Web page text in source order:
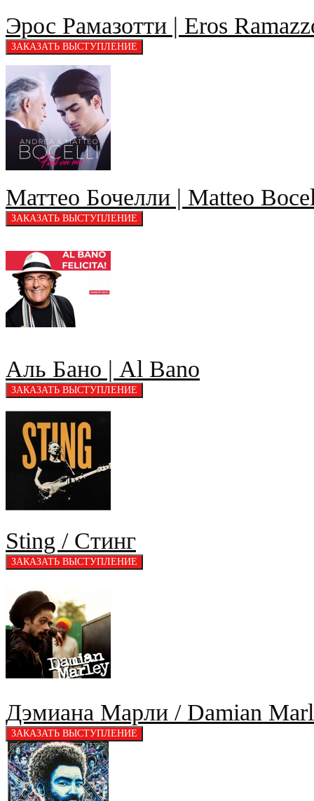
Эрос Рамазотти | Eros
Маттео Бочелли | Matteo
Аль Бано | Al Bano
Sting / Стинг
Дэмиана Марли / Damian